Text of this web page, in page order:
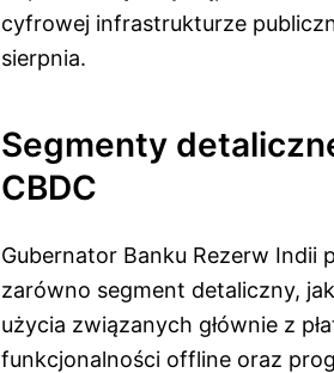
cyfrowej infrastrukturze
sierpnia.
Segmenty
CBDC
Gubernator Banku Rezerw Indii
zarówno segment detaliczny,
użycia związanych głównie z
funkcjonalności offline oraz